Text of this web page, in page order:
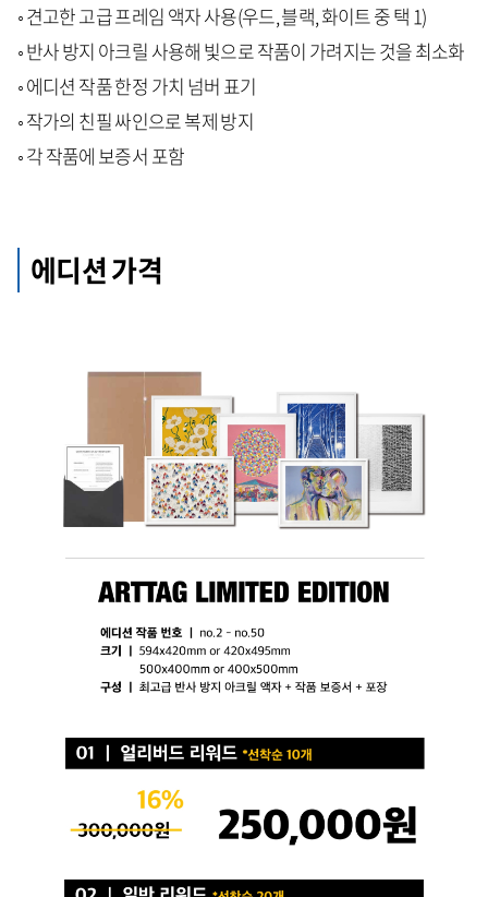
◦ 견고한 고급 프레임 액자 사용(우드, 블랙, 화이트 중 택 1)
◦ 반사 방지 아크릴 사용해 빛으로 작품이 가려지는 것을 최소화
◦ 에디션 작품 한정 가치 넘버 표기
◦ 작가의 친필 싸인으로 복제 방지
◦ 각 작품에 보증서 포함
에디션 가격